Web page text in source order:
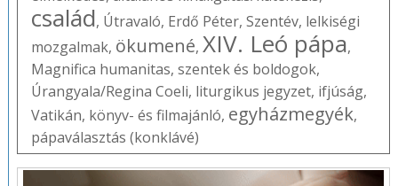
család, Útravaló, Erdő Péter, Szentév, lelkiségi
mozgalmak, ökumené, XIV. Leó pápa,
Magnifica humanitas, szentek és boldogok,
Úrangyala/Regina Coeli, liturgikus jegyzet, ifjúság,
Vatikán, könyv- és filmajánló, egyházmegyék,
pápaválasztás (konklávé)